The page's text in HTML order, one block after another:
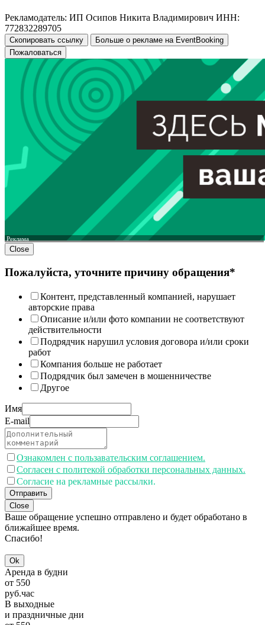
Рекламодатель: ИП Осипов Никита Владимирович ИНН:
772832289705
Скопировать ссылку
Больше о рекламе на EventBooking
Пожаловаться
Реклама
Close
Пожалуйста, уточните причину обращения*
Контент, представленный компанией, нарушает
авторские права
Описание и/или фото компании не соответствуют
действительности
Подрядчик нарушил условия договора и/или сроки
работ
Компания больше не работает
Подрядчик был замечен в мошенничестве
Другое
Имя
E-mail
Ознакомлен с пользавательским соглашением.
Согласен с политекой обработки персональных данных.
Согласие на рекламные рассылки.
Отправить
Close
Ваше обращение успешно отправлено и будет обработано в
ближайшее время.
Спасибо!
Ok
Аренда в будни
от 550
руб.час
В выходные
и праздничные дни